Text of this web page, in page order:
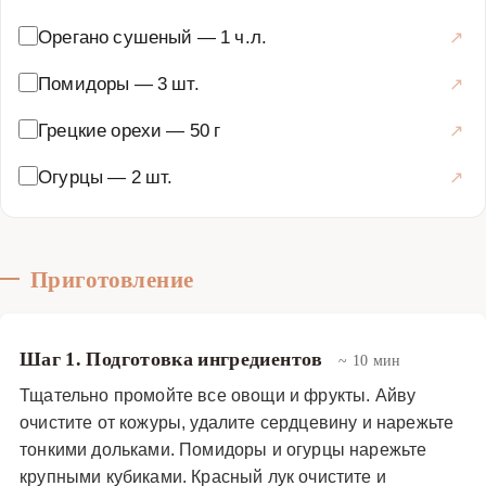
после приготовления, чтобы сохранить хрустящую
текстуру овощей и орехов. Идеальное блюдо для
здорового питания и гурманских открытий!
Закуски и салаты·Салаты·Греческий салат
Орегано сушеный — 1 ч.л.
Помидоры —3 шт.
Грецкие орехи — 50 г
Огурцы — 2 шт.
Приготовление
Шаг 1. Подготовка ингредиентов ~ 10 мин
Тщательно промойте все овощи и фрукты. Айву
очистите от кожуры, удалите сердцевину и нарежьте
тонкими дольками. Помидоры и огурцы нарежьте
крупными кубиками. Красный лук очистите и